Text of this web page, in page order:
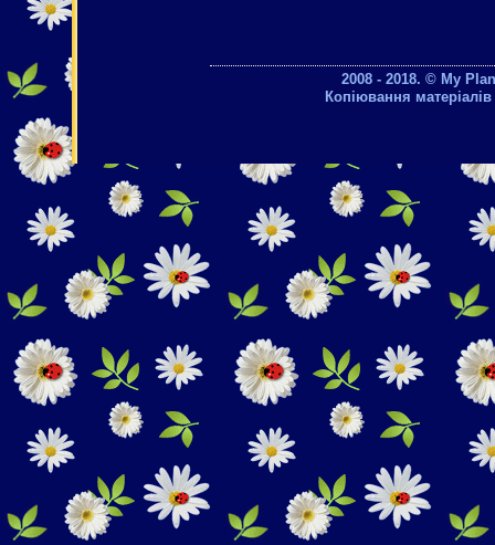
2008 - 2018. © My
Копіювання